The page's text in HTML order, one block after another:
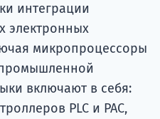
интеграции
электронных
микропроцессоры
включают в себя:
PLC и PAC,